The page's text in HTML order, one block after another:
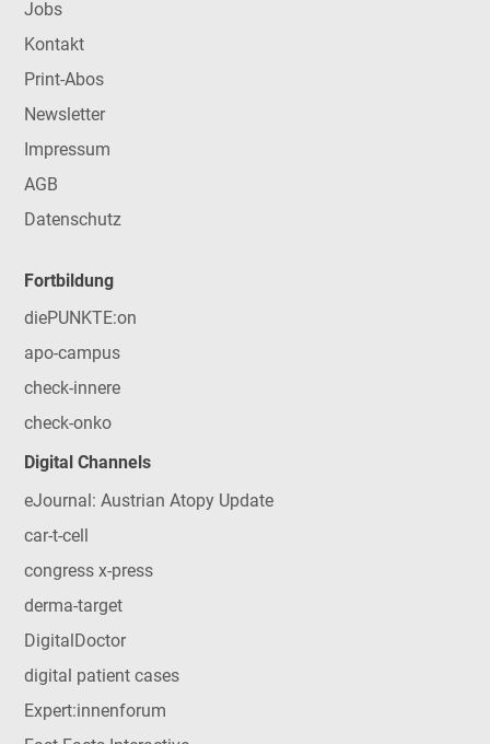
Jobs
Kontakt
Print-Abos
Newsletter
Impressum
AGB
Datenschutz
Fortbildung
diePUNKTE:on
apo-campus
check-innere
check-onko
Digital Channels
eJournal: Austrian Atopy Update
car-t-cell
congress x-press
derma-target
DigitalDoctor
digital patient cases
Expert:innenforum